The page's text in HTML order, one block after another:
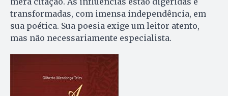
transformadas, com imensa independência, em
sua poética. Sua poesia exige um leitor atento,
mas não necessariamente especialista.